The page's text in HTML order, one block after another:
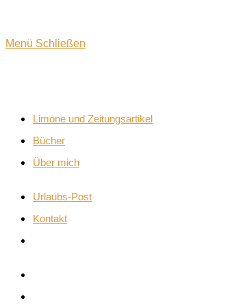
Menü Schließen
Limone und Zeitungsartikel
Bücher
Über mich
Urlaubs-Post
Kontakt